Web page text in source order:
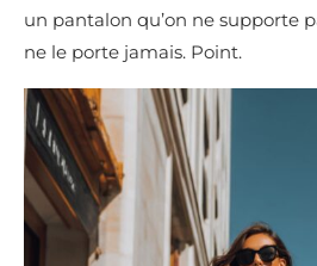
un pantalon qu’on ne supporte
ne le porte jamais. Point.